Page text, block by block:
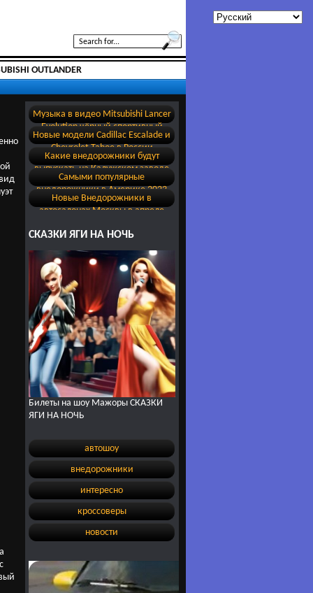
OUTLANDER
Музыка в видео Mitsubishi Lancer
Evolution чёрный спортивный
обвес
Новые модели Cadillac Escalade и
Chevrolet Tahoe в России
Какие внедорожники будут
выпускать на Калужском заводе
бывшего Volkswagen
Самыми популярные
внедорожники в Америке 2023
Новые Внедорожники в
автосалонах Москвы в апреле
СКАЗКИ ЯГИ НА НОЧЬ
Билеты на шоу Мажоры СКАЗКИ
ЯГИ НА НОЧЬ
автошоу
внедорожники
интересно
кроссоверы
новости